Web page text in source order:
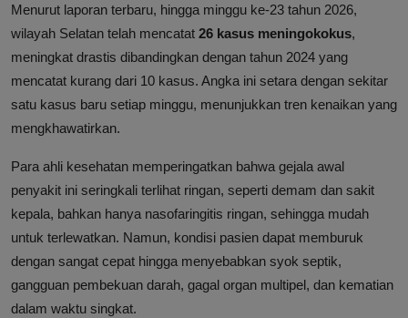
Menurut laporan terbaru, hingga minggu ke-23 tahun 2026,
wilayah Selatan telah mencatat 26 kasus meningokokus,
meningkat drastis dibandingkan dengan tahun 2024 yang
mencatat kurang dari 10 kasus. Angka ini setara dengan sekitar
satu kasus baru setiap minggu, menunjukkan tren kenaikan yang
mengkhawatirkan.
Para ahli kesehatan memperingatkan bahwa gejala awal
penyakit ini seringkali terlihat ringan, seperti demam dan sakit
kepala, bahkan hanya nasofaringitis ringan, sehingga mudah
untuk terlewatkan. Namun, kondisi pasien dapat memburuk
dengan sangat cepat hingga menyebabkan syok septik,
gangguan pembekuan darah, gagal organ multipel, dan kematian
dalam waktu singkat.